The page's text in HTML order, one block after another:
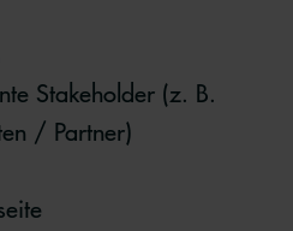
Stakeholder (z. B.
/ Partner)